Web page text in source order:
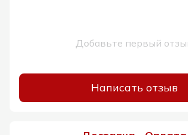
Добавьте первый
Написать отзыв